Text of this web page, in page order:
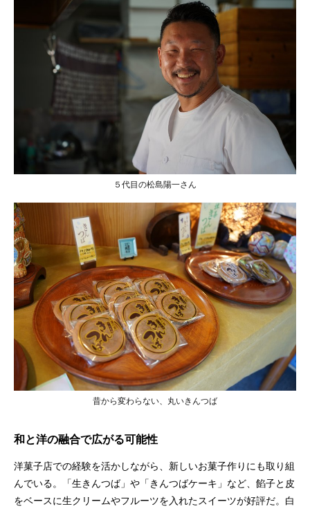
５代目の松島陽一さん
昔から変わらない、丸いきんつば
和と洋の融合で広がる可能性
洋菓子店での経験を活かしながら、新しいお菓子作りにも取り組
んでいる。「生きんつば」や「きんつばケーキ」など、餡子と皮
をベースに生クリームやフルーツを入れたスイーツが好評だ。白